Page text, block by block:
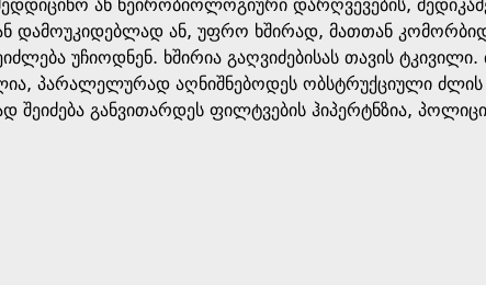
ან ნეირობიოლოგიური დარღვევების,
დამოუკიდებლად ან, უფრო ხშირად, მათთან
უჩიოდნენ. ხშირია გაღვიძებისას თავის
პარალელურად აღნიშნებოდეს ობსტრუქციული
შეიძება განვითარდეს ფილტვების ჰიპერტნზია,